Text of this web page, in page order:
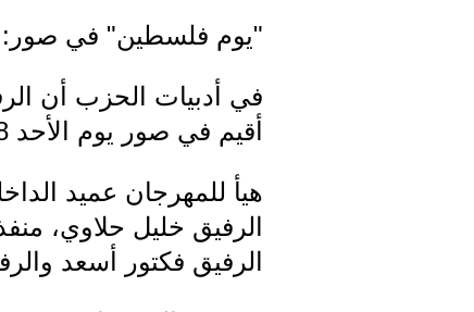
"يوم فلسطين" في صور:
في أدبيات الحزب أن
أقيم في صور يوم الأحد 28 تموز 1946 بعنوان "يوم فلسطين".
هيأ للمهرجان عميد
الرفيق خليل حلاوي،
الرفيق فكتور أسعد